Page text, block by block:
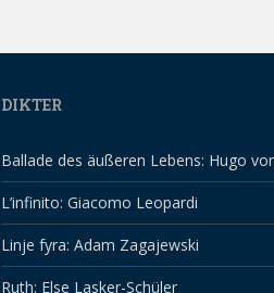
DIKTER
Ballade des äußeren Lebens: Hugo
L’infinito: Giacomo Leopardi
Linje fyra: Adam Zagajewski
Ruth: Else Lasker-Schüler